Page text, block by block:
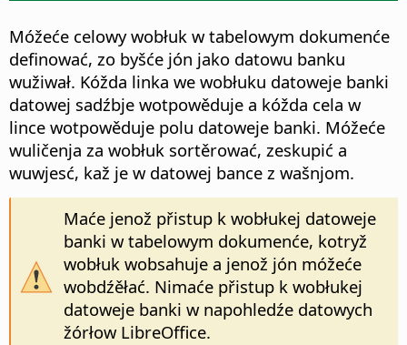
Móžeće celowy wobłuk w tabelowym dokumenće
definować, zo byšće jón jako datowu banku
wužiwał. Kóžda linka we wobłuku datoweje banki
datowej sadźbje wotpowěduje a kóžda cela w
lince wotpowěduje polu datoweje banki. Móžeće
wuličenja za wobłuk sortěrować, zeskupić a
wuwjesć, kaž je w datowej bance z wašnjom.
Maće jenož přistup k wobłukej datoweje
banki w tabelowym dokumenće, kotryž
wobłuk wobsahuje a jenož jón móžeće
wobdźěłać. Nimaće přistup k wobłukej
datoweje banki w napohledźe datowych
žórłow LibreOffice.